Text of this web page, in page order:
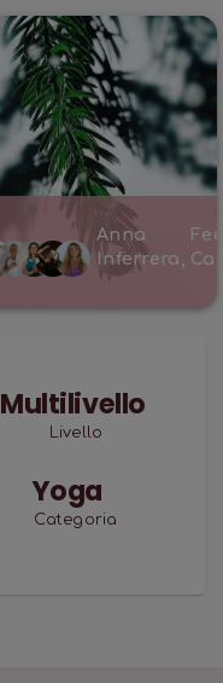
Anna
Inferrera
Multilivello
Livello
Yoga
Categoria